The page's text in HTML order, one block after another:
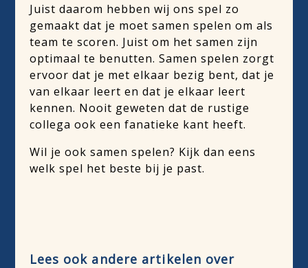
Juist daarom hebben wij ons spel zo
gemaakt dat je moet samen spelen om als
team te scoren. Juist om het samen zijn
optimaal te benutten. Samen spelen zorgt
ervoor dat je met elkaar bezig bent, dat je
van elkaar leert en dat je elkaar leert
kennen. Nooit geweten dat de rustige
collega ook een fanatieke kant heeft.
Wil je ook samen spelen? Kijk dan eens
welk spel het beste bij je past.
Lees ook andere artikelen over